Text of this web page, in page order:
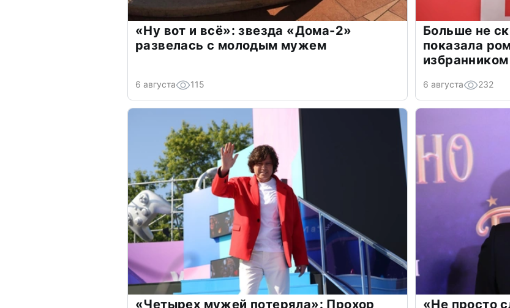
«Ну вот и всё»: звезда «Дома-2»
развелась с молодым мужем
6 августа 115
Больше не
показала
избранником
6 августа 232
«Четырех мужей потеряла»: Прохор «Не просто